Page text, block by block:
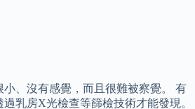
、沒有感覺，而且很難被察覺。 有
乳房X光檢查等篩檢技術才能發現。